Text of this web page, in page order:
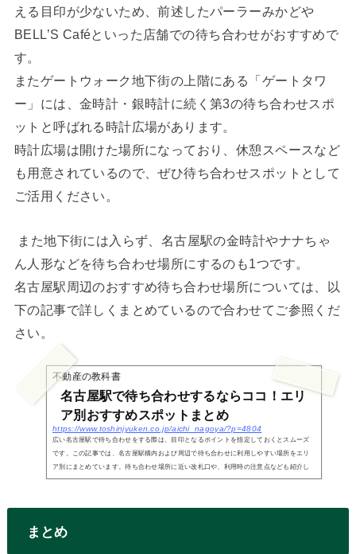
える目印が少ないため、前述したパーラーみかどや
BELL’S Caféといった店舗での待ち合わせがおすすめで
す。
またゲートウォーク地下街の上階にある「ゲートタワ
ー」には、金時計・銀時計に続く第3の待ち合わせスポ
ットと呼ばれる時計広場があります。
時計広場は開けた場所になっており、休憩スペースなど
も用意されているので、ぜひ待ち合わせスポットとして
ご活用ください。
また地下街には入らず、名古屋駅の金時計やナナちゃ
ん人形などを待ち合わせ場所にするのも1つです。
名古屋駅周辺のおすすめ待ち合わせ場所については、以
下の記事で詳しくまとめているので合わせてご参照くだ
さい。
不動産の教科書
名古屋駅で待ち合わせするならココ！エリ
ア別おすすめスポットまとめ
https://www.toshinjyuken.co.jp/aichi_nagoya/?p=4804
広い名古屋駅で待ち合わせをする際は、目印となるポイントを指定しておくとスムーズ
です。この記事では、名古屋駅構内および周辺で待ち合わせに利用しやすい場所をエリ
ア別にまとめています。待ち合わせ場所に近い改札口や、利用時の注意点なども紹介し
ているので、...
まとめ